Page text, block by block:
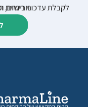
לקבלת עדכוני רישום,